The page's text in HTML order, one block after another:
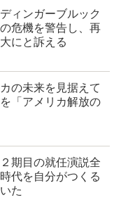
ィンガーブルック
危機を警告し、再
にと訴える
の未来を見据えて
「アメリカ解放の
期目の就任演説全
代を自分がつくる
た